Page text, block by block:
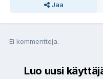
Jaa
Ei kommentteja.
Luo uusi